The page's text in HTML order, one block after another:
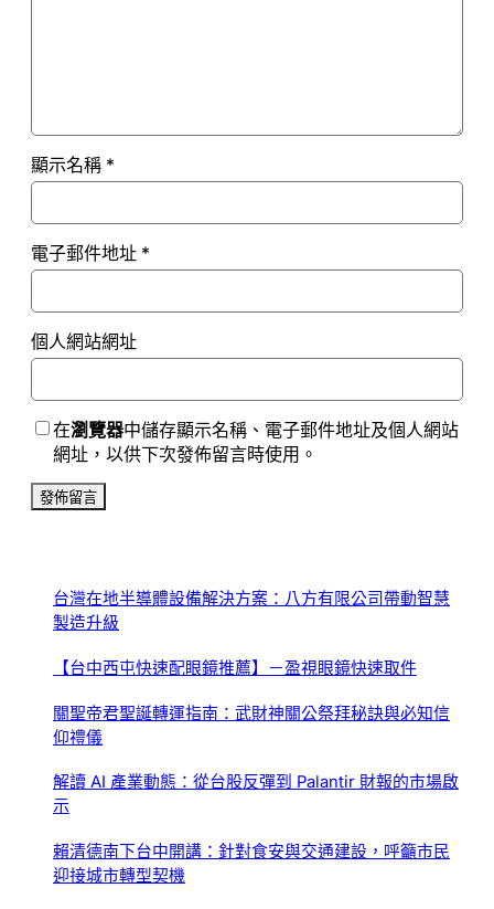
顯示名稱 *
電子郵件地址 *
個人網站網址
在瀏覽器中儲存顯示名稱、電子郵件地址及個人網站
網址，以供下次發佈留言時使用。
台灣在地半導體設備解決方案：八方有限公司帶動智慧
製造升級
【台中西屯快速配眼鏡推薦】－盈視眼鏡快速取件
關聖帝君聖誕轉運指南：武財神關公祭拜秘訣與必知信
仰禮儀
解讀 AI 產業動態：從台股反彈到 Palantir 財報的市場啟
示
賴清德南下台中開講：針對食安與交通建設，呼籲市民
迎接城市轉型契機